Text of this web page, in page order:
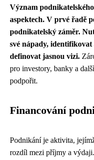
Význam
aspektech. V prvé řadě
podnikatelský záměr.
své nápady,
definovat jasnou vizi.
pro investory, banky a
podpořit.
Financování
Podnikání je aktivita,
rozdíl mezi příjmy a